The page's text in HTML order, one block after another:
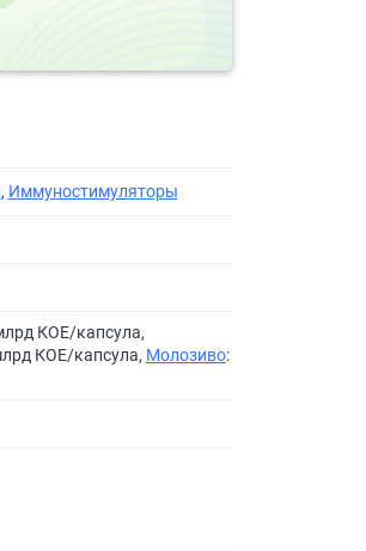
, Иммуностимуляторы
КОЕ/капсула,
КОЕ/капсула, Молозиво: